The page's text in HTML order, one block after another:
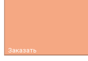
Заказать